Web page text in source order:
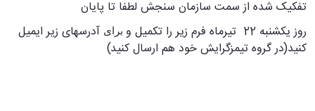
تفکیک شده از سمت سازمان سنجش لطفا تا پایان
روز یکشنبه 22 تیرماه فرم زیر را تکمیل و
برای آدرسهای زیر ایمیل
کنید(در گروه تیمزگرایش خود هم ارسال کنید)